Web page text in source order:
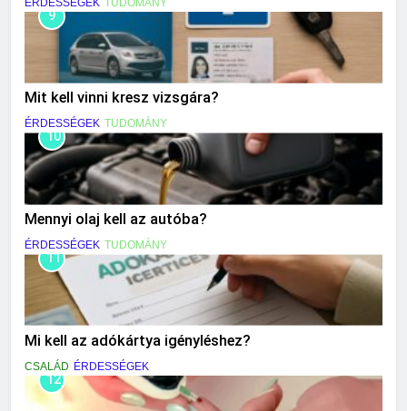
9
Mit kell vinni kresz vizsgára?
ÉRDESSÉGEK TUDOMÁNY
10
Mennyi olaj kell az autóba?
ÉRDESSÉGEK TUDOMÁNY
11
Mi kell az adókártya igényléshez?
CSALÁD ÉRDESSÉGEK
12